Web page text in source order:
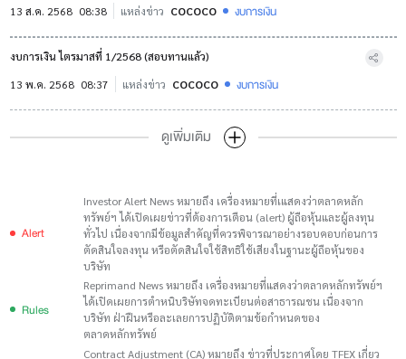
13 ส.ค. 2568 08:38 แหล่งข่าว COCOCO งบการเงิน
งบการเงิน ไตรมาสที่ 1/2568 (สอบทานแล้ว)
13 พ.ค. 2568 08:37 แหล่งข่าว COCOCO งบการเงิน
ดูเพิ่มเติม
Alert
Investor Alert News หมายถึง เครื่องหมายที่เแสดงว่าตลาดหลัก
ทรัพย์ฯ ได้เปิดเผยข่าวที่ต้องการเตือน (alert) ผู้ถือหุ้นและผู้ลงทุน
ทั่วไป เนื่องจากมีข้อมูลสำคัญที่ควรพิจารณาอย่างรอบคอบก่อนการ
ตัดสินใจลงทุน หรือตัดสินใจใช้สิทธิใช้เสียงในฐานะผู้ถือหุ้นของ
บริษัท
Rules
Reprimand News หมายถึง เครื่องหมายที่แสดงว่าตลาดหลักทรัพย์ฯ
ได้เปิดเผยการตำหนิบริษัทจดทะเบียนต่อสาธารณชน เนื่องจาก
บริษัท ฝ่าฝืนหรือละเลยการปฏิบัติตามข้อกำหนดของ
ตลาดหลักทรัพย์
Contract Adjustment (CA) หมายถึง ข่าวที่ประกาศโดย TFEX เกี่ยว